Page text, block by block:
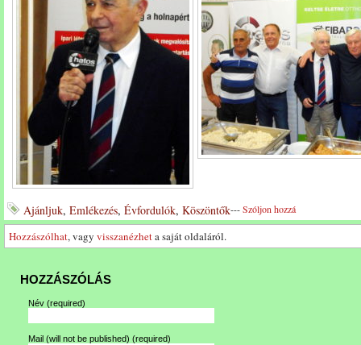
Ajánljuk, Emlékezés, Évfordulók, Köszöntők---Szóljon hozzá
Hozzászólhat, vagy visszanézheta saját oldaláról.
HOZZÁSZÓLÁS
Név (required)
Mail (will not be published) (required)